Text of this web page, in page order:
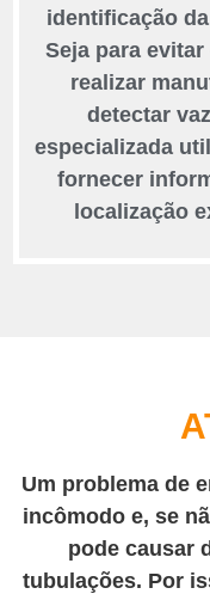
identificação
Seja para
realizar
detectar
especializada
fornecer
localização
Um problema de
incômodo e, se
pode causar
tubulações. Por